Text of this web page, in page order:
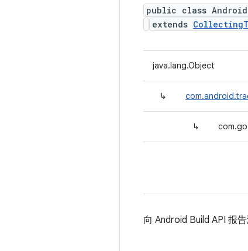
public class
extends
java.lang.Object
↳
↳
向 Android Build API 报告